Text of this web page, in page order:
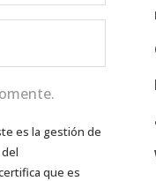
es la gestión de
que es